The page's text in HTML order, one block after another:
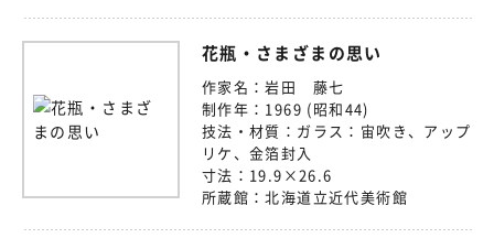
花瓶・さまざまの思い
作家名：岩田 藤七
制作年： 1969 (昭和44)
技法・材質： ガラス：宙吹き、アップ
リケ、金箔封入
寸法： 19.9×26.6
所蔵館： 北海道立近代美術館